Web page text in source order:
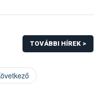
TOVÁBBI HÍREK >